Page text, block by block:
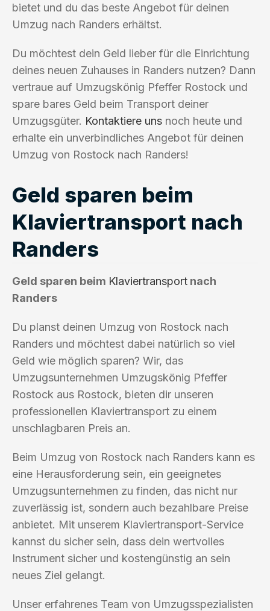
bietet und du das beste Angebot für deinen
Umzug nach Randers erhältst.
Du möchtest dein Geld lieber für die Einrichtung
deines neuen Zuhauses in Randers nutzen? Dann
vertraue auf Umzugskönig Pfeffer Rostock und
spare bares Geld beim Transport deiner
Umzugsgüter. Kontaktiere uns noch heute und
erhalte ein unverbindliches Angebot für deinen
Umzug von Rostock nach Randers!
Geld sparen beim
Klaviertransport nach
Randers
Geld sparen beim Klaviertransport nach
Randers
Du planst deinen Umzug von Rostock nach
Randers und möchtest dabei natürlich so viel
Geld wie möglich sparen? Wir, das
Umzugsunternehmen Umzugskönig Pfeffer
Rostock aus Rostock, bieten dir unseren
professionellen Klaviertransport zu einem
unschlagbaren Preis an.
Beim Umzug von Rostock nach Randers kann es
eine Herausforderung sein, ein geeignetes
Umzugsunternehmen zu finden, das nicht nur
zuverlässig ist, sondern auch bezahlbare Preise
anbietet. Mit unserem Klaviertransport-Service
kannst du sicher sein, dass dein wertvolles
Instrument sicher und kostengünstig an sein
neues Ziel gelangt.
Unser erfahrenes Team von Umzugsspezialisten